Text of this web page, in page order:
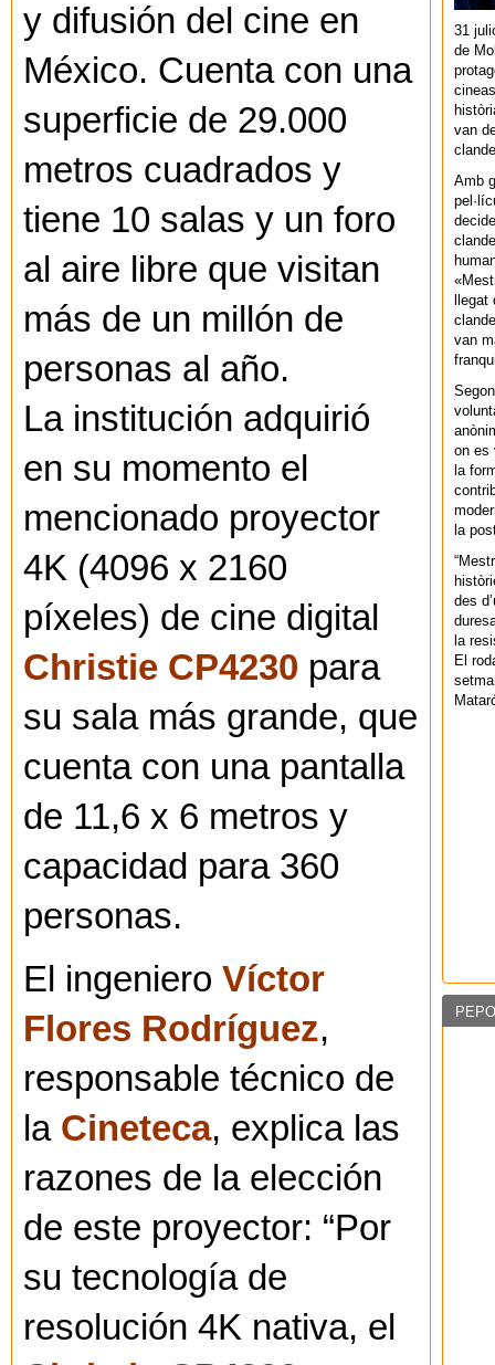
y difusión del cine en
México. Cuenta con una
superficie de 29.000
metros cuadrados y
tiene 10 salas y un foro
al aire libre que visitan
más de un millón de
personas al año.
La institución adquirió
en su momento el
mencionado proyector
4K (4096 x 2160
píxeles) de cine digital
Christie CP4230 para
su sala más grande, que
cuenta con una pantalla
de 11,6 x 6 metros y
capacidad para 360
personas.
El ingeniero Víctor
Flores Rodríguez,
responsable técnico de
la Cineteca, explica las
razones de la elección
de este proyector: “Por
su tecnología de
resolución 4K nativa, el
31
de
van
Amb
van
on es
la
la
des
la
El